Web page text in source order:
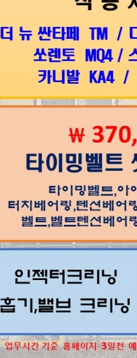
부싱종류 다 갈고 싶지만 총알이.... 우선
조은카랜드
2016.09.17 11:17
8
쇼
목록
공지 상담시 >>차종 / 차대번호 뒤 6
65 그랜드카니발 [1]
63 아반떼 xd 2엔진 미미, 등속조
62 싼타페cm 시동꺼짐, 후진기어
61 트라제 운전석 쇼바 비용 [1]